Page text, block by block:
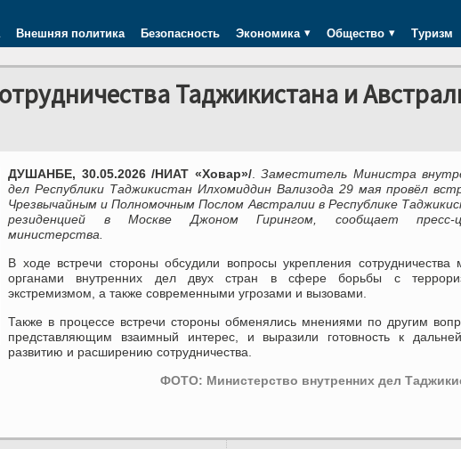
Внешняя политика Безопасность Экономика Общество Туризм
Таджикистана и
ДУШАНБЕ, 30.05.2026 /НИАТ «Ховар»/.
Заместитель Министра
дел Республики Таджикистан Илхомиддин Вализода 29 мая провёл
Чрезвычайным и Полномочным Послом Австралии в Республике
резиденцией в Москве Джоном Гирингом, сообщает пресс-
министерства.
В ходе встречи стороны обсудили вопросы укрепления сотрудничества
органами внутренних дел двух стран в сфере борьбы с
экстремизмом, а также современными угрозами и вызовами.
Также в процессе встречи стороны обменялись мнениями по другим
представляющим взаимный интерес, и выразили готовность к
развитию и расширению сотрудничества.
ФОТО: Министерство внутренних дел